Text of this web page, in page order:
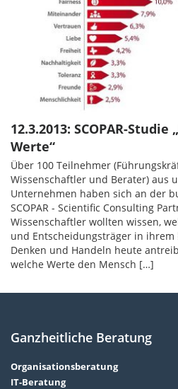
12.3.2013: SCOPAR-
Werte“
Über 100 Teilnehmer
Wissenschaftler und Berater) aus
Unternehmen haben sich an der
SCOPAR - Scientific Consulting
Wissenschaftler wollten wissen,
und Entscheidungsträger in
Denken und Handeln heute
welche Werte den Mensch […]
Ganzheitliche Beratung
Organisationsberatung
IT-Beratung